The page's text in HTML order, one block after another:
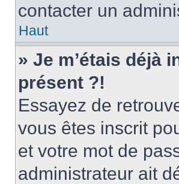
contacter un
Haut
» Je m’étais déjà
présent ?!
Essayez de
vous êtes inscrit
et votre mot de
administrateur ait